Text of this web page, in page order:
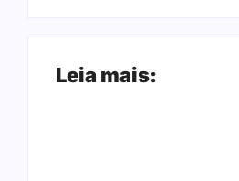
Leia mais: